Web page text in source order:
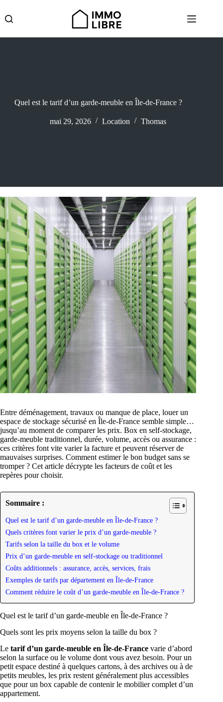
contenu
Quel est le tarif d’un garde-meuble en Île-de-France ?
mai 29, 2026 Location Thomas
Entre déménagement, travaux ou manque de place, louer un
espace de stockage sécurisé en Île-de-France semble simple…
jusqu’au moment de comparer les prix. Box en self-stockage,
garde-meuble traditionnel, durée, volume, accès ou assurance :
ces critères font vite varier la facture et peuvent réserver de
mauvaises surprises. Comment estimer le bon budget sans se
tromper ? Cet article décrypte les facteurs de coût et les
repères pour choisir.
Sommaire :
Quel est le tarif d’un garde-meuble en Île-de-France ?
Quels critères font varier le prix d’un garde-meuble ?
Tarifs selon la taille du box et le volume
Prix d’un garde-meuble en self-stockage ou traditionnel
Coûts additionnels : assurance, accès, services, frais
Exemples de tarifs par département en Île-de-France
Comment réduire le coût d’un garde-meuble en Île-de-France ?
Quel est le tarif d’un garde-meuble en Île-de-France ?
Quels sont les prix moyens selon la taille du box ?
Le tarif d’un garde-meuble en Île-de-France varie d’abord
selon la surface ou le volume dont vous avez besoin. Pour un
petit espace destiné à quelques cartons, à des archives ou à de
petits meubles, les prix restent généralement plus accessibles
que pour un box capable de contenir le mobilier complet d’un
appartement.